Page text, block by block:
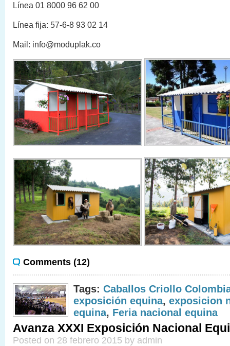
Línea 01 8000 96 62 00
Línea fija: 57-6-8 93 02 14
Mail: info@moduplak.co
Comments (12)
Tags: Caballos Criollo
exposición equina, exposicion
equina, Feria nacional equina
Avanza XXXI Exposición Nacional
Posted on 28 febrero 2015 by admin